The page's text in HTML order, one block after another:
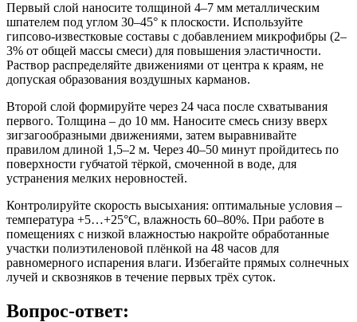
Первый слой наносите толщиной 4–7 мм металлическим
шпателем под углом 30–45° к плоскости. Используйте
гипсово-известковые составы с добавлением микрофибры (2–
3% от общей массы смеси) для повышения эластичности.
Раствор распределяйте движениями от центра к краям, не
допуская образования воздушных карманов.
Второй слой формируйте через 24 часа после схватывания
первого. Толщина – до 10 мм. Наносите смесь снизу вверх
зигзагообразными движениями, затем выравнивайте
правилом длиной 1,5–2 м. Через 40–50 минут пройдитесь по
поверхности губчатой тёркой, смоченной в воде, для
устранения мелких неровностей.
Контролируйте скорость высыхания: оптимальные условия –
температура +5…+25°C, влажность 60–80%. При работе в
помещениях с низкой влажностью накройте обработанные
участки полиэтиленовой плёнкой на 48 часов для
равномерного испарения влаги. Избегайте прямых солнечных
лучей и сквозняков в течение первых трёх суток.
Вопрос-ответ: